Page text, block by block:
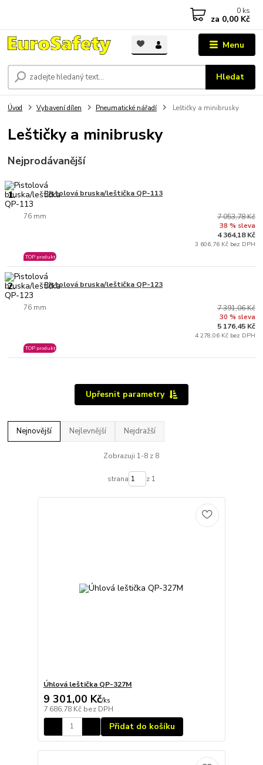
Menu
Hledat
0 ks
za 0,00 Kč
Úvod Vybavení dílen Pneumatické nářadí Leštičky a minibrusky
Leštičky a minibrusky
Nejprodávanější
1. Pistolová bruska/leštička QP-113
76 mm
TOP produkt
7 053,78 Kč
38 % sleva
4 364,18 Kč
3 606,76 Kč bez DPH
2. Pistolová bruska/leštička QP-123
76 mm
TOP produkt
7 391,06 Kč
30 % sleva
5 176,45 Kč
4 278,06 Kč bez DPH
Upřesnit parametry
Nejnovější Nejlevnější Nejdražší
Zobrazuji 1-8 z 8
strana z 1
Úhlová leštička QP-327M
9 301,00 Kč/ks
7 686,78 Kč bez DPH
Přidat do košíku